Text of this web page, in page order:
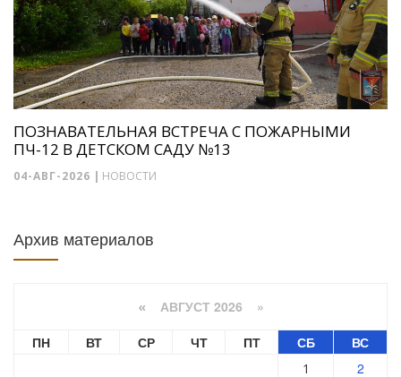
ПОЗНАВАТЕЛЬНАЯ ВСТРЕЧА С ПОЖАРНЫМИ
ПЧ-12 В ДЕТСКОМ САДУ №13
04-АВГ-2026 | НОВОСТИ
Архив материалов
« АВГУСТ 2026 »
ПН
ВТ СР ЧТ ПТ СБ ВС
1 2